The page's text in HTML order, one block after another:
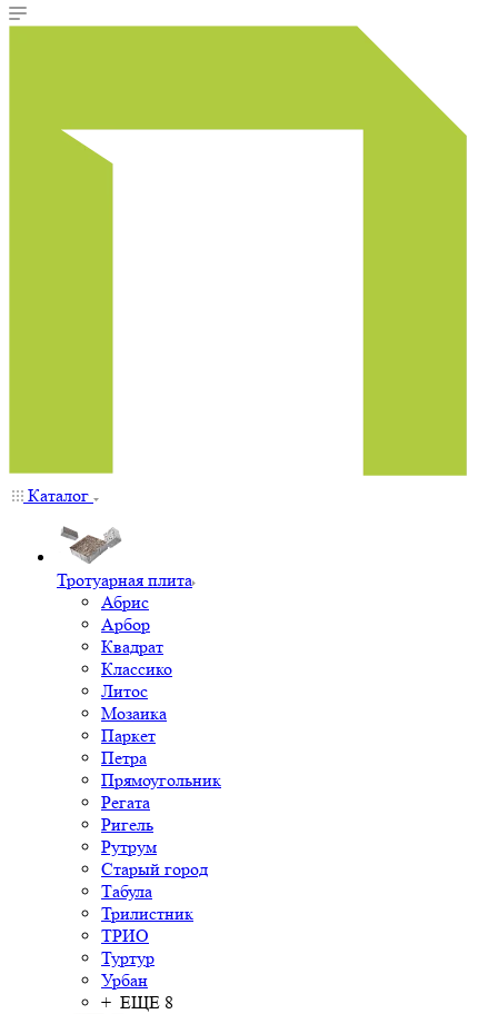
Каталог
Тротуарная плита
Абрис
Арбор
Квадрат
Классико
Литос
Мозаика
Паркет
Петра
Прямоугольник
Регата
Ригель
Рутрум
Старый город
Табула
Трилистник
ТРИО
Туртур
Урбан
+ ЕЩЕ 8